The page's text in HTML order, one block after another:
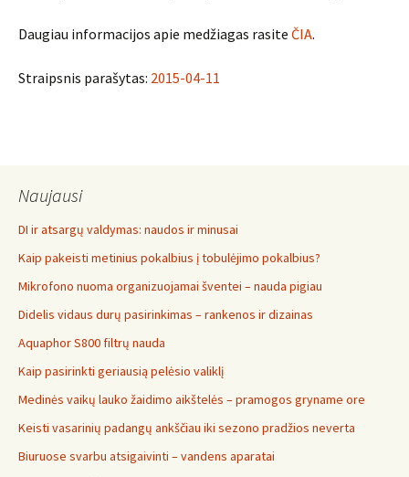
Daugiau informacijos apie medžiagas rasite ČIA.
Straipsnis parašytas: 2015-04-11
Naujausi
DI ir atsargų valdymas: naudos ir minusai
Kaip pakeisti metinius pokalbius į tobulėjimo pokalbius?
Mikrofono nuoma organizuojamai šventei – nauda pigiau
Didelis vidaus durų pasirinkimas – rankenos ir dizainas
Aquaphor S800 filtrų nauda
Kaip pasirinkti geriausią pelėsio valiklį
Medinės vaikų lauko žaidimo aikštelės – pramogos gryname ore
Keisti vasarinių padangų ankščiau iki sezono pradžios neverta
Biuruose svarbu atsigaivinti – vandens aparatai